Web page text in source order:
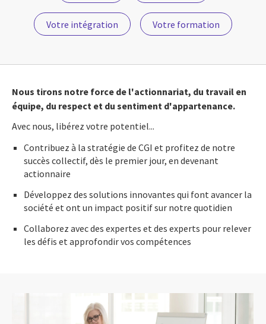
Votre intégration Votre formation
Nous tirons notre force de l'actionnariat, du travail en
équipe, du respect et du sentiment d'appartenance.
Avec nous, libérez votre potentiel...
Contribuez à la stratégie de CGI et profitez de notre
succès collectif, dès le premier jour, en devenant
actionnaire
Développez des solutions innovantes qui font avancer la
société et ont un impact positif sur notre quotidien
Collaborez avec des expertes et des experts pour relever
les défis et approfondir vos compétences